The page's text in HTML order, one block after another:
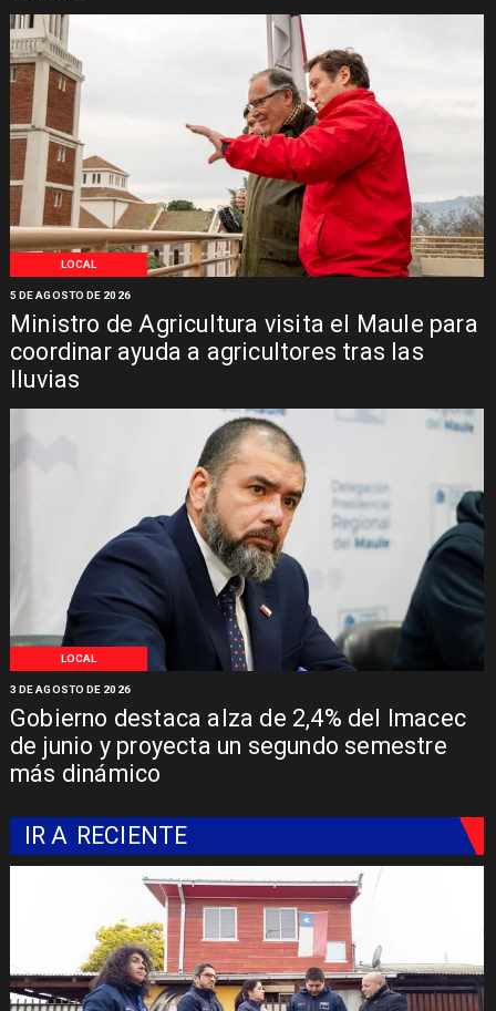
LOCAL
Ministro de Agricultura visita el Maule para
coordinar ayuda a agricultores tras las
lluvias
5 DE AGOSTO DE 2026
LOCAL
Gobierno destaca alza de 2,4% del Imacec
de junio y proyecta un segundo semestre
más dinámico
3 DE AGOSTO DE 2026
IR A RECIENTE